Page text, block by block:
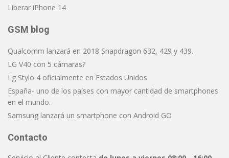
Liberar iPhone 14
GSM blog
Qualcomm lanzará en 2018 Snapdragon 632, 429 y 439.
LG V40 con 5 cámaras?
Lg Stylo 4 oficialmente en Estados Unidos
España- uno de los países con mayor cantidad de smartphones
en el mundo.
Samsung lanzará un smartphone con Android GO
Contacto